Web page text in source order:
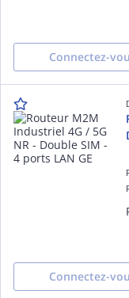
Connectez-
Connectez-